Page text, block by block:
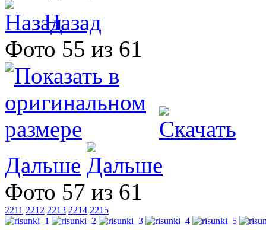
Назад
Фото 55 из 61
Дальше
Фото 57 из 61
2211 2212 2213 2214 2215